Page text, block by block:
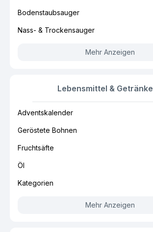
Bodenstaubsauger
Nass- & Trockensauger
Mehr Anzeigen
Lebensmittel & Getränke
Adventskalender
Geröstete Bohnen
Fruchtsäfte
Öl
Kategorien
Mehr Anzeigen